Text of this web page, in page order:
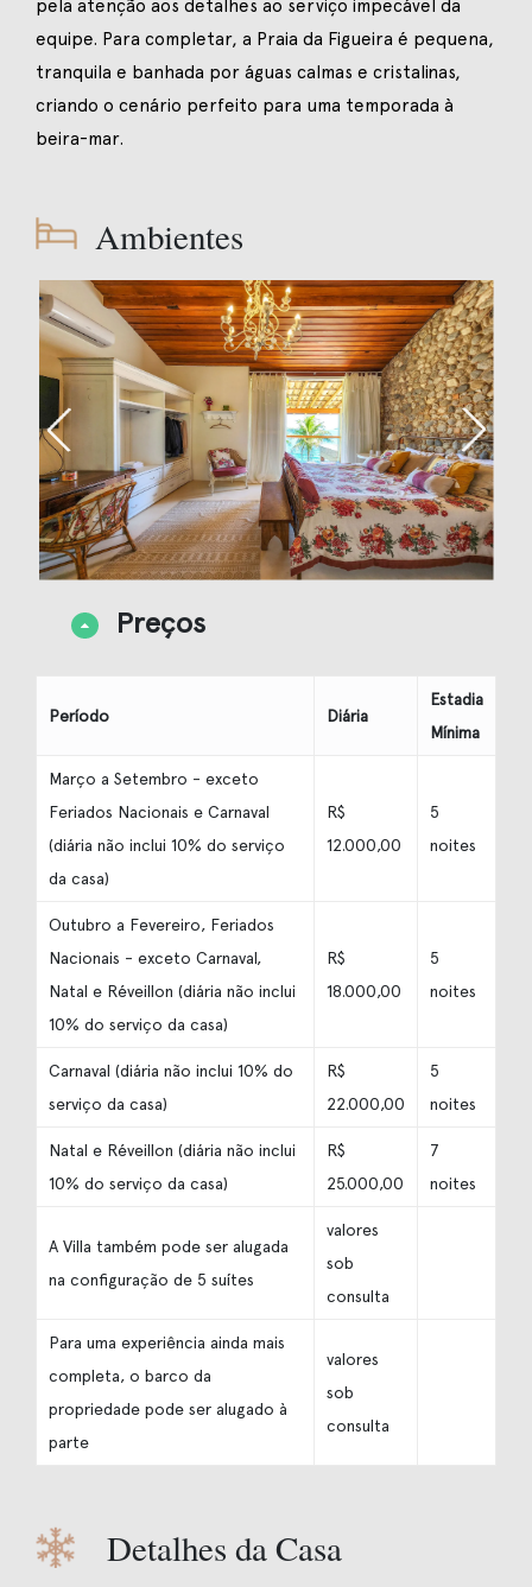
pela atenção aos detalhes ao serviço impecável da
equipe. Para completar, a Praia da Figueira é pequena,
tranquila e banhada por águas calmas e cristalinas,
criando o cenário perfeito para uma temporada à
beira-mar.
Ambientes
Preços
Período Diária
Estadia
Mínima
Março a Setembro - exceto
Feriados Nacionais e Carnaval
(diária não inclui 10% do serviço
da casa)
R$
12.000,00
5
noites
Outubro a Fevereiro, Feriados
Nacionais - exceto Carnaval,
Natal e Réveillon (diária não inclui
10% do serviço da casa)
R$
18.000,00
5
noites
Carnaval (diária não inclui 10% do
serviço da casa)
R$
22.000,00
5
noites
Natal e Réveillon (diária não inclui
10% do serviço da casa)
R$
25.000,00
7
noites
A Villa também pode ser alugada
na configuração de 5 suítes
valores
sob
consulta
⁠Para uma experiência ainda mais
completa, o barco da
propriedade pode ser alugado à
parte
valores
sob
consulta
Detalhes da Casa